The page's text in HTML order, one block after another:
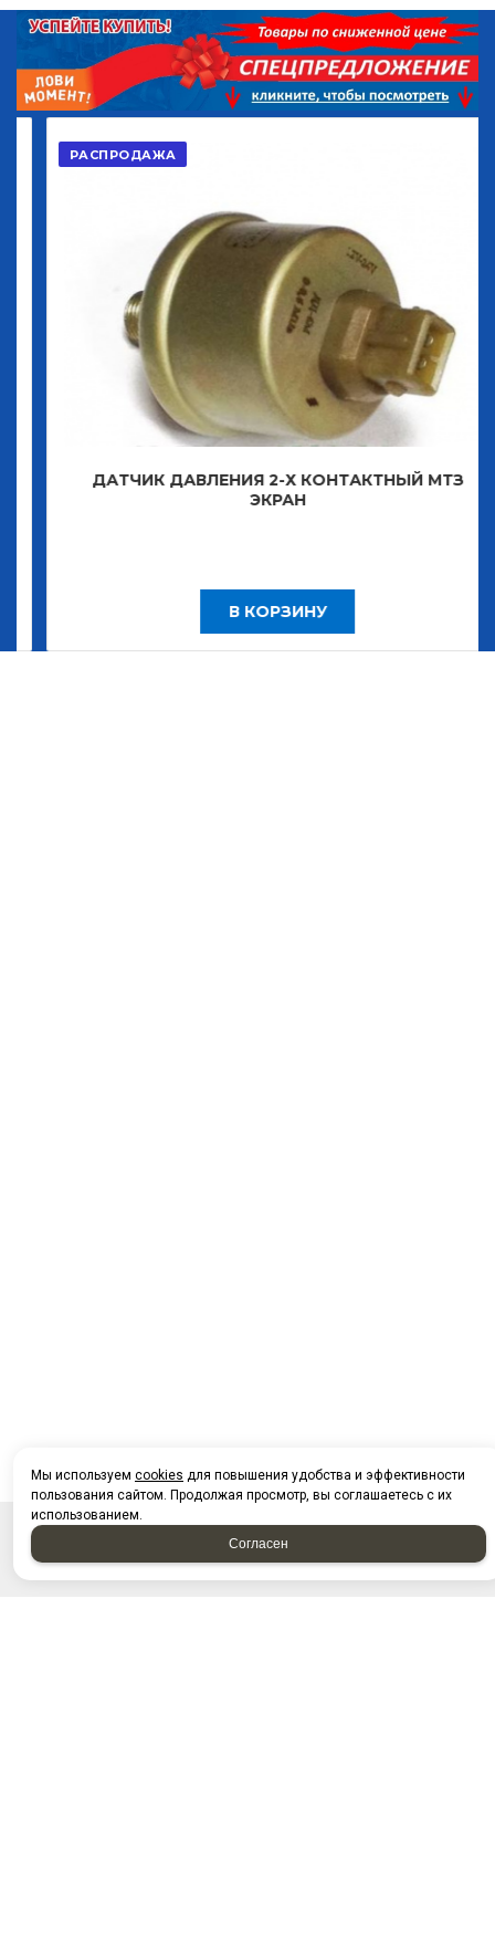
РАСПРОДАЖА
ДАТЧИК ДАВЛЕНИЯ 2-Х КОНТАКТНЫЙ МТЗ
ЭКРАН
В КОРЗИНУ
НАПИСАТЬ НАМ
Мы используем cookies для повышения удобства и эффективности
пользования сайтом. Продолжая просмотр, вы соглашаетесь с их
использованием.
Согласен